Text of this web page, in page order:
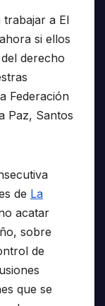
trabajar a El
si ellos
derecho
Federación
Paz, Santos
de La
acatar
sobre
de
que se